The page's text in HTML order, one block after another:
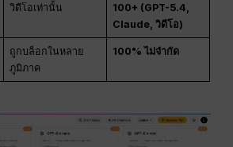
วิดีโอเท่านั้น
100+ (GPT-5.4,
Claude, วิดีโอ)
ถูกบล็อกในหลาย
ภูมิภาค
100% ไม่จำกัด